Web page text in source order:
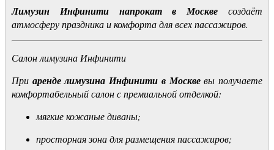
Лимузин Инфинити напрокат в Москве создаёт
атмосферу праздника и комфорта для всех пассажиров.
Салон лимузина Инфинити
При аренде лимузина Инфинити в Москвевы получаете
комфортабельный салон с премиальной отделкой:
мягкие кожаные диваны;
просторная зона для размещения пассажиров;